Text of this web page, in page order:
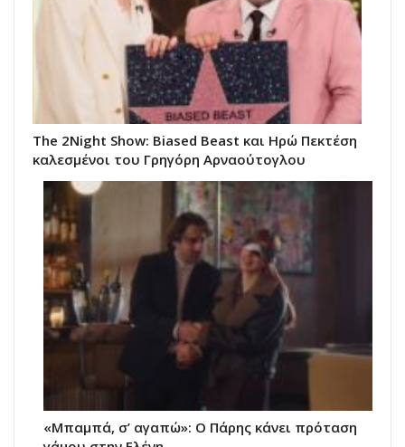
The 2Night Show: Biased Beast και Ηρώ Πεκτέση
καλεσμένοι του Γρηγόρη Αρναούτογλου
«Μπαμπά, σ’ αγαπώ»: Ο Πάρης κάνει πρόταση